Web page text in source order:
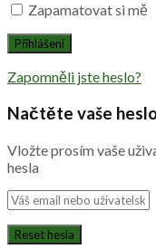
Zapamatovat si mě
Zapomněli jste heslo?
Načtěte vaše
Vložte prosím vaše
hesla